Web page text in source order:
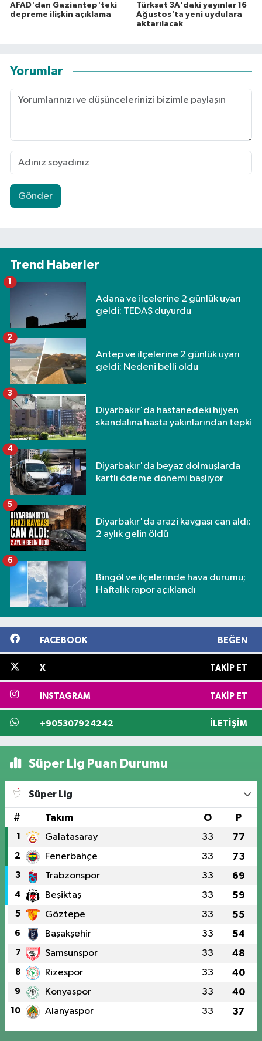
AFAD'dan Gaziantep'teki
depreme ilişkin açıklama
Türksat 3A'daki yayınlar 16
Ağustos'ta yeni uydulara
aktarılacak
Yorumlar
Gönder
Trend Haberler
Adana ve ilçelerine 2 günlük uyarı
geldi: TEDAŞ duyurdu
1
Antep ve ilçelerine 2 günlük uyarı
geldi: Nedeni belli oldu
2
Diyarbakır'da hastanedeki hijyen
skandalına hasta yakınlarından tepki
3
Diyarbakır'da beyaz dolmuşlarda
kartlı ödeme dönemi başlıyor
4
Diyarbakır'da arazi kavgası can aldı:
2 aylık gelin öldü
5
Bingöl ve ilçelerinde hava durumu;
Haftalık rapor açıklandı
6
FACEBOOK BEĞEN
X TAKIP ET
INSTAGRAM TAKIP ET
+905307924242 İLETIŞIM
Süper Lig Puan Durumu
Süper Lig
# Takım O P
1 Galatasaray 33 77
2 Fenerbahçe 33 73
3 Trabzonspor 33 69
4 Beşiktaş 33 59
5 Göztepe 33 55
6 Başakşehir 33 54
7 Samsunspor 33 48
8 Rizespor 33 40
9 Konyaspor 33 40
10 Alanyaspor 33 37